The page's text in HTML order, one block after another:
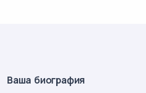
Ваша биография